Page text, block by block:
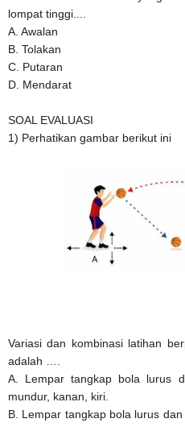
lompat tinggi....
A. Awalan
B. Tolakan
C. Putaran
D. Mendarat
SOAL EVALUASI
1) Perhatikan gambar berikut ini
Variasi dan kombinasi latihan
adalah ….
A. Lempar tangkap bola lurus
mundur, kanan, kiri.
B. Lempar tangkap bola lurus